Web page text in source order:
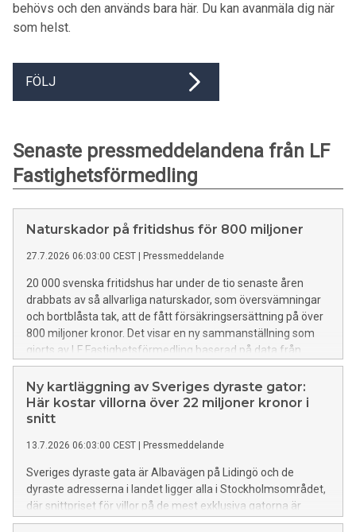
behövs och den används bara här. Du kan avanmäla dig när
som helst.
FÖLJ
Senaste pressmeddelandena från LF
Fastighetsförmedling
Naturskador på fritidshus för 800 miljoner
27.7.2026 06:03:00 CEST Pressmeddelande
20 000 svenska fritidshus har under de tio senaste åren
drabbats av så allvarliga naturskador, som översvämningar
och bortblåsta tak, att de fått försäkringsersättning på över
800 miljoner kronor. Det visar en ny sammanställning som
gjorts av LF Fastighetsförmedling baserad på data från
Svensk Försäkring.
Ny kartläggning av Sveriges dyraste gator:
Här kostar villorna över 22 miljoner kronor i
snitt
13.7.2026 06:03:00 CEST Pressmeddelande
Sveriges dyraste gata är Albavägen på Lidingö och de
dyraste adresserna i landet ligger alla i Stockholmsområdet,
där snittpriset för villor på de mest exklusiva gatorna är
omkring 22 miljoner kronor. Det visar en ny kartläggning från